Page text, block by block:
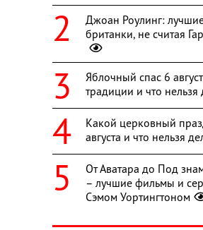
Джоан Роулинг:
британки, не считая
Яблочный спас 6
традиции и что нельзя
Какой церковный
августа и что нельзя
От Аватара до Под
– лучшие фильмы и
Сэмом Уортингтоном